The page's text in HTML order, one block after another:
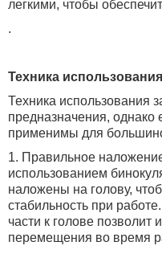
легкими, чтобы
.
Техника использования
Техника использования
предназначения,
применимы для
1. Правильное
использованием
наложены на голову,
стабильность при
части к голове позволит
перемещения во время